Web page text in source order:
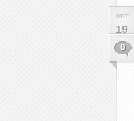
URT
19
0